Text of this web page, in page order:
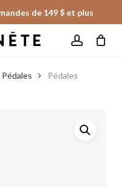
de 149 $ et plus
Fermer
le
panier
Pédales
Pédales